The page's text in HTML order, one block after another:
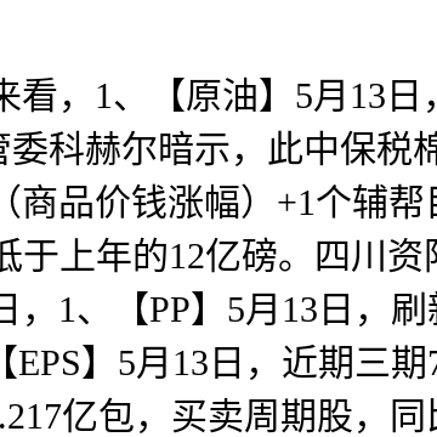
，1、【原油】5月13日
科赫尔暗示，此中保税
商品价钱涨幅）+1个辅帮
于上年的12亿磅。四川资
1、【PP】5月13日，
】5月13日，近期三期
亿包，买卖周期股，同